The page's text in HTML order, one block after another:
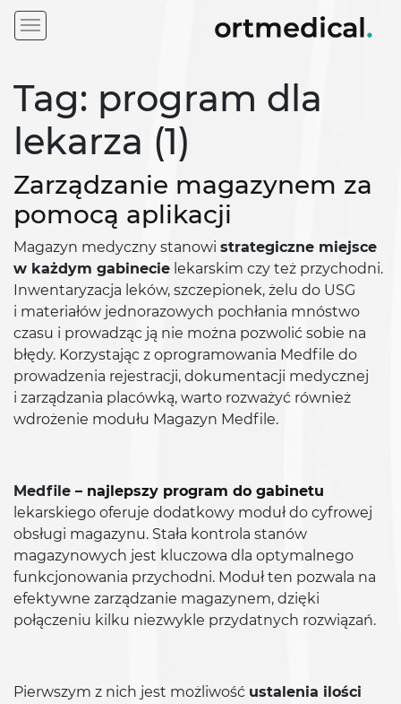
Tag: program dla
lekarza (1)
Zarządzanie magazynem za
pomocą aplikacji
Magazyn medyczny stanowi strategiczne miejsce
w każdym gabinecie lekarskim czy też przychodni.
Inwentaryzacja leków, szczepionek, żelu do USG
i materiałów jednorazowych pochłania mnóstwo
czasu i prowadząc ją nie można pozwolić sobie na
błędy. Korzystając z oprogramowania Medfile do
prowadzenia rejestracji, dokumentacji medycznej
i zarządzania placówką, warto rozważyć również
wdrożenie modułu Magazyn Medfile.
Medfile – najlepszy program do gabinetu
lekarskiego oferuje dodatkowy moduł do cyfrowej
obsługi magazynu. Stała kontrola stanów
magazynowych jest kluczowa dla optymalnego
funkcjonowania przychodni. Moduł ten pozwala na
efektywne zarządzanie magazynem, dzięki
połączeniu kilku niezwykle przydatnych rozwiązań.
Pierwszym z nich jest możliwość ustalenia ilości